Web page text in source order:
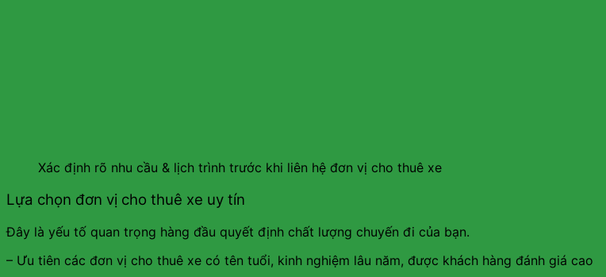
Xác định rõ nhu cầu & lịch trình trước khi liên hệ đơn vị cho thuê xe
Lựa chọn đơn vị cho thuê xe uy tín
Đây là yếu tố quan trọng hàng đầu quyết định chất lượng chuyến đi của bạn.
– Ưu tiên các đơn vị cho thuê xe có tên tuổi, kinh nghiệm lâu năm, được khách hàng đánh giá cao